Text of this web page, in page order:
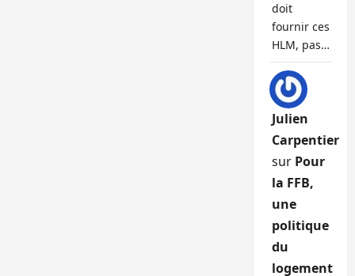
doit
fournir ces
HLM, pas…
Julien
Carpentier
sur Pour
la FFB,
une
politique
du
logement